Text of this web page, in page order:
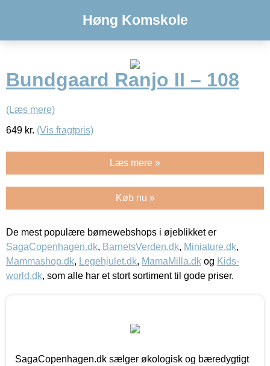
Høng Komskole
Bundgaard Ranjo II – 108
(Læs mere)
649 kr. (Vis fragtpris)
Læs mere »
Køb nu »
De mest populære børnewebshops i øjeblikket er
SagaCopenhagen.dk, BarnetsVerden.dk, Miniature.dk,
Mammashop.dk, Legehjulet.dk, MamaMilla.dk og Kids-
world.dk, som alle har et stort sortiment til gode priser.
SagaCopenhagen.dk sælger økologisk og bæredygtigt